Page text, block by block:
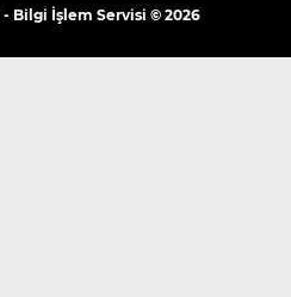
- Bilgi İşlem Servisi © 2026